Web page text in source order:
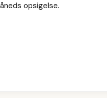
opsigelse.